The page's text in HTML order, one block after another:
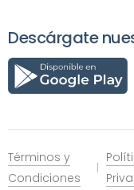
Descárgate
Términos y
Condiciones